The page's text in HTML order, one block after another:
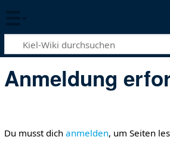
Anmeldung
Du musst dich anmelden, um Seiten